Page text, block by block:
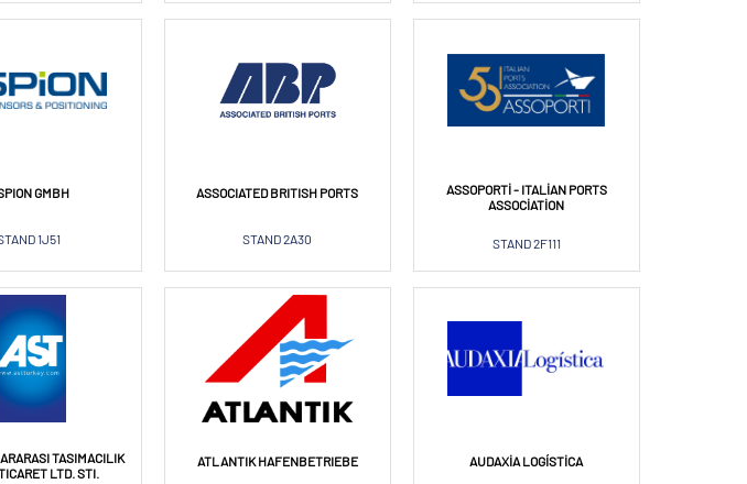
GMBH
1J51
ASSOCIATED BRITISH PORTS
STAND 2A30
ASSOPORTI - ITALIAN PORTS
ASSOCIATION
STAND 2F111
TASIMACILIK
LTD. STI.
ATLANTIK HAFENBETRIEBE AUDAXIA LOGÍSTICA